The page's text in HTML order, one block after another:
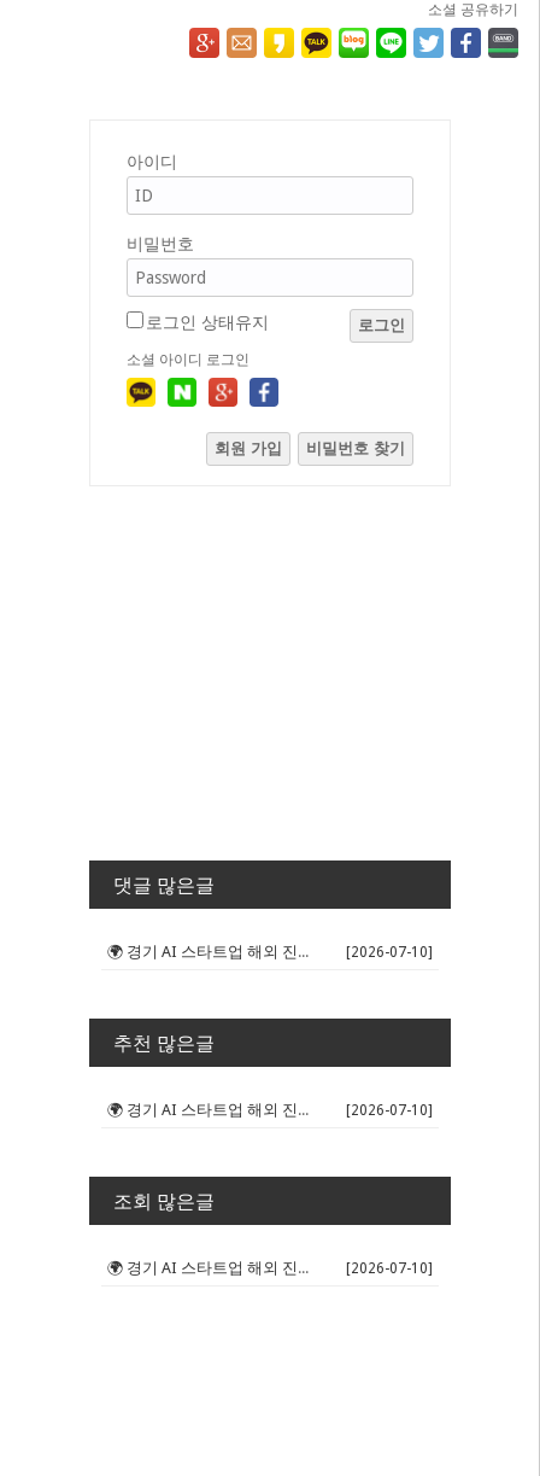
소셜 공유하기
아이디
비밀번호
로그인 상태유지 로그인
소셜 아이디 로그인
회원 가입 비밀번호 찾기
댓글 많은글
🌍 경기 AI 스타트업 해외 진출 판... [2026-07-10]
추천 많은글
🌍 경기 AI 스타트업 해외 진출 판... [2026-07-10]
조회 많은글
🌍 경기 AI 스타트업 해외 진출 판... [2026-07-10]